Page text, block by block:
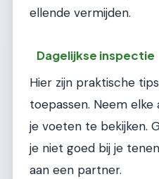
ellende vermijden.
Dagelijkse inspectie
Hier zijn praktische
toepassen. Neem
je voeten te bekijken.
je niet goed bij je
aan een partner.